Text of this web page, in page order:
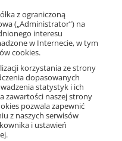
uwagę geograf w
do przyrody?
z ograniczoną
(„Administrator”) na
interesu
w Internecie, w tym
cookies.
korzystania ze strony
dopasowanych
statystyk i ich
zawartości naszej strony
pozwala zapewnić
z naszych serwisów
i ustawień